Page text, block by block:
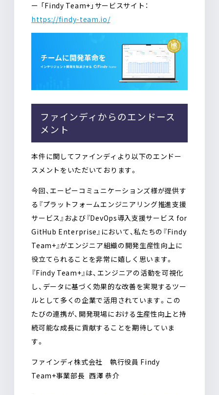
ー 「Findy Team+」サービスサイト：
https://findy-team.io/
ファインディからのエンドース
メント
本件に関してファインディより以下のエンドー
スメントをいただいております。
今回、エーピーコミュニケーションズ様が提供す
る『プラットフォームエンジニアリング推進支援
サービス』および『DevOps導入支援サービス for
GitHub Enterprise』において、私たちの『Findy
Team+』がエンジニア組織の開発生産性向上に
役立てられることを非常に嬉しく思います。
『Findy Team+』は、エンジニアの活動を可視化
し、データに基づく効果的な改善を実現するツー
ルとして多くの企業で活用されています。この
たびの連携が、開発現場における生産性向上と持
続可能な成長に貢献することを期待していま
す。
ファインディ株式会社 執行役員 Findy
Team+事業部長 西澤 恭介